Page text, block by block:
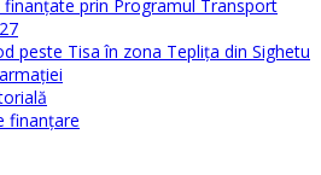
finanțate prin Programul Transport
peste Tisa în zona Teplița din Sighetu
finanţare